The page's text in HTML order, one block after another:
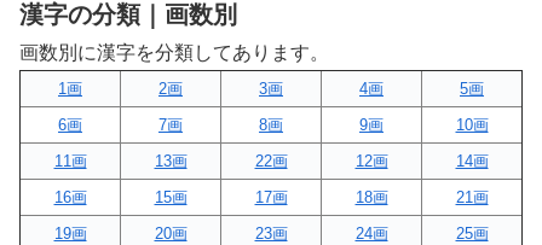
漢字の分類｜画数別
画数別に漢字を分類してあります。
1画 2画 3画 4画
5画
6画
7画 8画 9画
10画
11画
13画 22画 12画
14画
16画
15画 17画 18画
21画
19画
20画 23画 24画
25画